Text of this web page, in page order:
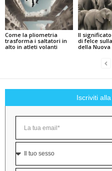
Come la pliometria
trasforma i saltatori in
alto in atleti volanti
Il
di felce
della
Iscriviti